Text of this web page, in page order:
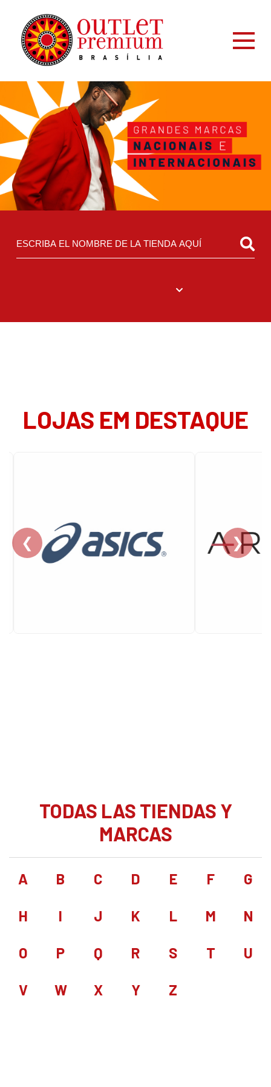
LOJAS EM DESTAQUE
❮ ❯
TODAS LAS TIENDAS Y
MARCAS
A B C D E F G
H I J K L M N
O P Q R S T U
V W X Y Z